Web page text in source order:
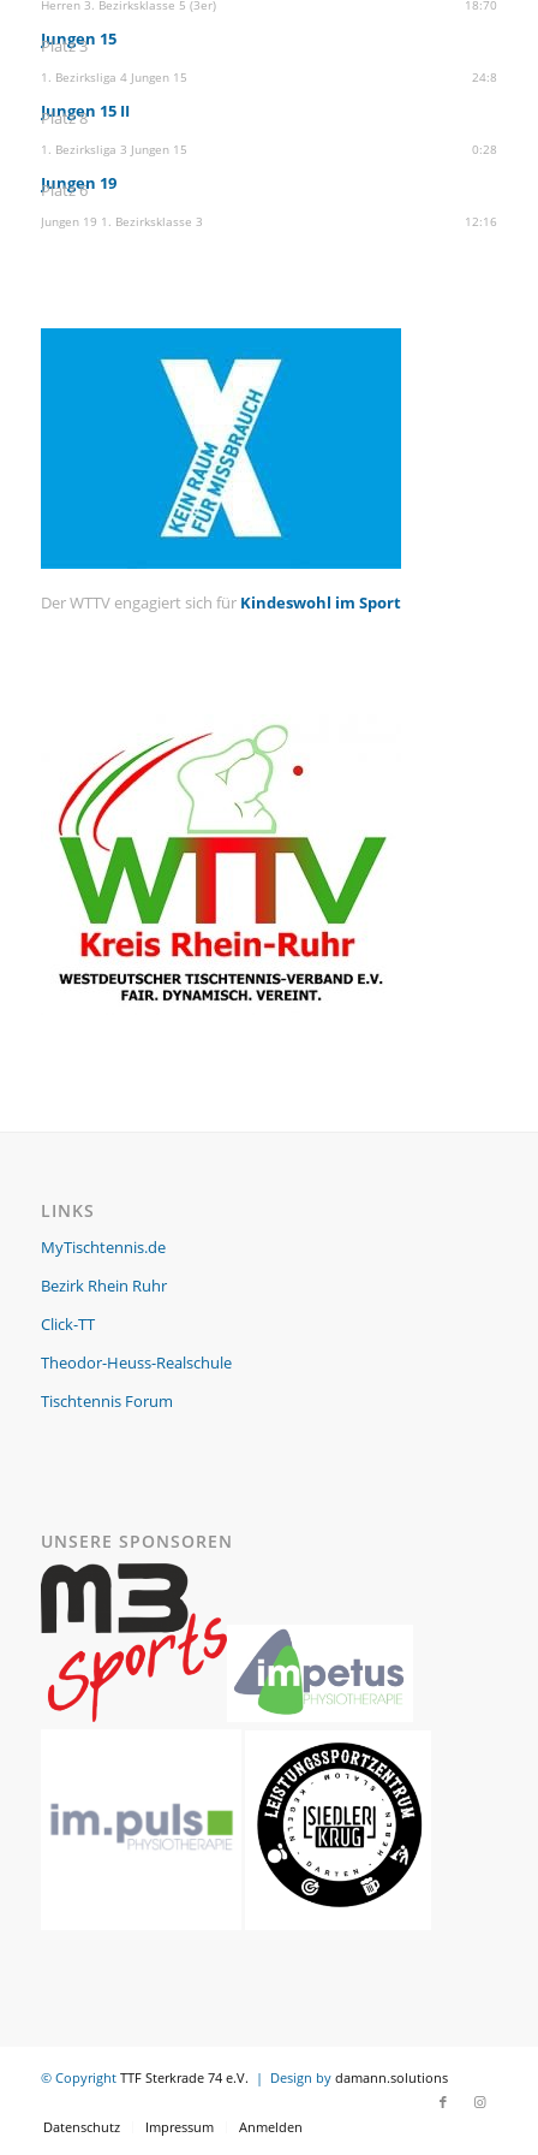
Herren 3. Bezirksklasse 5 (3er) 18:70
Jungen 15
Platz 3
1. Bezirksliga 4 Jungen 15 24:8
Jungen 15 II
Platz 8
1. Bezirksliga 3 Jungen 15 0:28
Jungen 19
Platz 6
Jungen 19 1. Bezirksklasse 3 12:16
Der WTTV engagiert sich für Kindeswohl im Sport
LINKS
MyTischtennis.de
Bezirk Rhein Ruhr
Click-TT
Theodor-Heuss-Realschule
Tischtennis Forum
UNSERE SPONSOREN
© Copyright TTF Sterkrade 74 e.V. | Design by damann.solutions
Datenschutz Impressum Anmelden